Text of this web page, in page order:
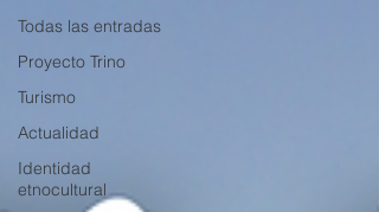
Todas las entradas
Proyecto Trino
Turismo
Actualidad
Identidad
etnocultural